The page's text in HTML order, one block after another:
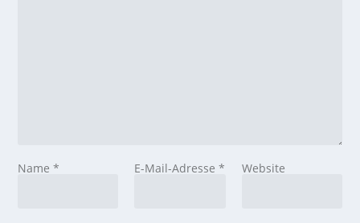
Name* E-Mail-Adresse * Website